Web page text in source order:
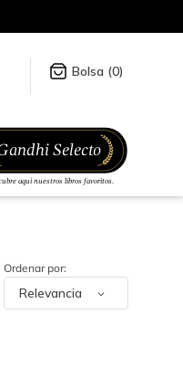
0
Relevancia